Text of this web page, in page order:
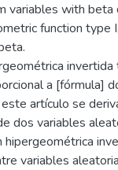
variables with
function type
a [fórmula]
artículo se
dos variables
variables